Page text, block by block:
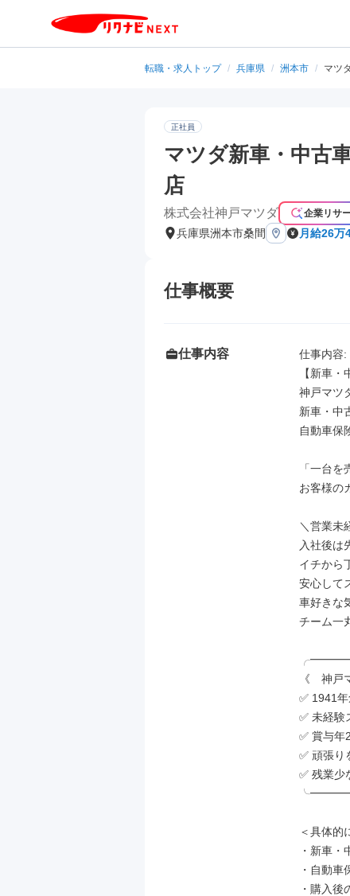
転職・求人トップ / 兵庫県 / 洲本市 / マツ
正社員
マツダ新車・中古
店
株式会社神戸マツダ 企業リサ
兵庫県洲本市桑間 月給26万
仕事概要
仕事内容
仕事内容:
【新車・
神戸マツ
新車・中
自動車保
「一台を
お客様の
＼営業未
入社後は
イチから
安心して
車好きな
チーム一
《　神戸
✅ 1941
✅ 未経
✅ 賞与年
✅ 頑張り
✅ 残業
＜具体的
・新車・
・自動車
・購入後